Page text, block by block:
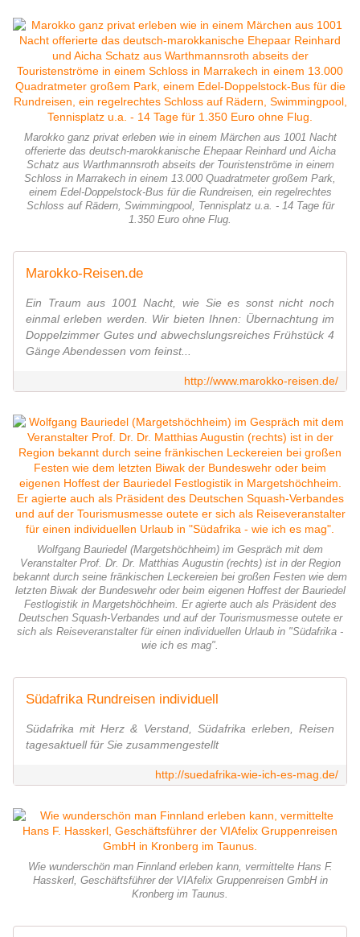
Marokko ganz privat erleben wie in einem Märchen aus 1001 Nacht
offerierte das deutsch-marokkanische Ehepaar Reinhard und Aicha
Schatz aus Warthmannsroth abseits der Touristenströme in einem
Schloss in Marrakech in einem 13.000 Quadratmeter großem Park,
einem Edel-Doppelstock-Bus für die Rundreisen, ein regelrechtes
Schloss auf Rädern, Swimmingpool, Tennisplatz u.a. - 14 Tage für
1.350 Euro ohne Flug.
Marokko-Reisen.de
Ein Traum aus 1001 Nacht, wie Sie es sonst nicht noch
einmal erleben werden. Wir bieten Ihnen: Übernachtung im
Doppelzimmer Gutes und abwechslungsreiches Frühstück 4
Gänge Abendessen vom feinst...
http://www.marokko-reisen.de/
Wolfgang Bauriedel (Margetshöchheim) im Gespräch mit dem
Veranstalter Prof. Dr. Dr. Matthias Augustin (rechts) ist in der Region
bekannt durch seine fränkischen Leckereien bei großen Festen wie dem
letzten Biwak der Bundeswehr oder beim eigenen Hoffest der Bauriedel
Festlogistik in Margetshöchheim. Er agierte auch als Präsident des
Deutschen Squash-Verbandes und auf der Tourismusmesse outete er
sich als Reiseveranstalter für einen individuellen Urlaub in "Südafrika -
wie ich es mag".
Südafrika Rundreisen individuell
Südafrika mit Herz & Verstand, Südafrika erleben, Reisen
tagesaktuell für Sie zusammengestellt
http://suedafrika-wie-ich-es-mag.de/
Wie wunderschön man Finnland erleben kann, vermittelte Hans F.
Hasskerl, Geschäftsführer der VIAfelix Gruppenreisen GmbH in
Kronberg im Taunus.